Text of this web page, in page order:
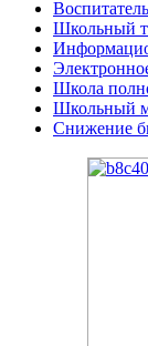
Школьный
Школа
Школьный
Снижение